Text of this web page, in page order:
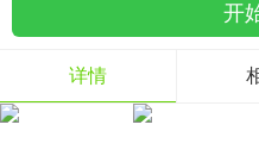
1642款游戏
动
351
经营养成
策
开
详情